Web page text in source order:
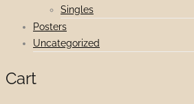
Singles
Posters
Uncategorized
Cart